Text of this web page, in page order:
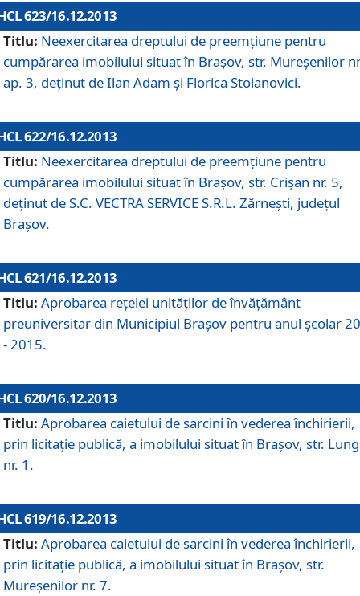
623/16.12.2013
Titlu: Neexercitarea dreptului de preemţiune pentru
cumpărarea imobilului situat în Braşov, str. Mureşenilor
ap. 3, deţinut de Ilan Adam şi Florica Stoianovici.
622/16.12.2013
Titlu: Neexercitarea dreptului de preemţiune pentru
cumpărarea imobilului situat în Braşov, str. Crişan nr. 5,
deţinut de S.C. VECTRA SERVICE S.R.L. Zărneşti, judeţul
Braşov.
621/16.12.2013
Titlu: Aprobarea reţelei unităţilor de învăţământ
preuniversitar din Municipiul Braşov pentru anul şcolar
- 2015.
620/16.12.2013
Titlu: Aprobarea caietului de sarcini în vederea închirierii,
prin licitaţie publică, a imobilului situat în Braşov, str.
nr. 1.
619/16.12.2013
Titlu: Aprobarea caietului de sarcini în vederea închirierii,
prin licitaţie publică, a imobilului situat în Braşov, str.
Mureşenilor nr. 7.